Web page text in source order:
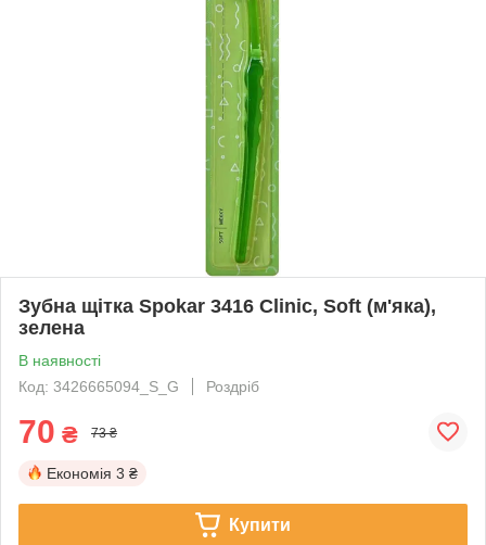
Зубна щітка Spokar 3416 Clinic, Soft (м'яка),
зелена
В наявності
Код: 3426665094_S_G
Роздріб
70 ₴ 73 ₴
Економія 3 ₴
Купити